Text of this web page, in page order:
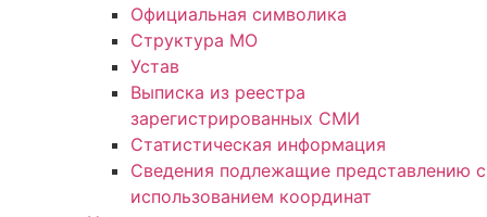
Официальная символика
Структура МО
Устав
Выписка из реестра
зарегистрированных СМИ
Статистическая информация
Сведения подлежащие представлению с
использованием координат